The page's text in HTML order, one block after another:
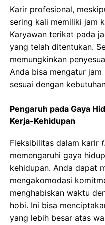
Karir profesional,
sering kali memiliki jam
Karyawan terikat pada
yang telah ditentukan.
memungkinkan
Anda bisa mengatur
sesuai dengan
Pengaruh pada Gaya
Kerja-Kehidupan
Fleksibilitas dalam karir
memengaruhi gaya
kehidupan. Anda dapat
mengakomodasi
menghabiskan waktu
hobi. Ini bisa
yang lebih besar atas